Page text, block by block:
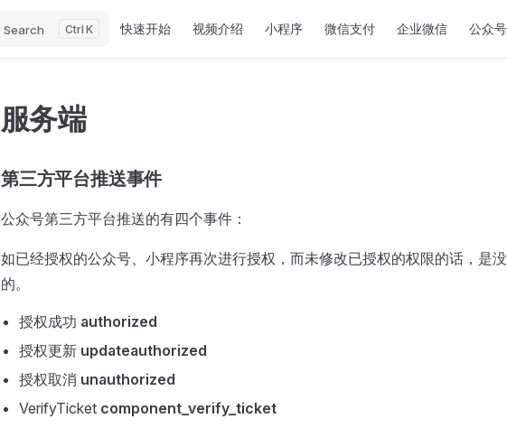
Search K 快速开始 视频介绍 小程序 微信支付 企业微信 公众号
服务端
第三方平台推送事件
公众号第三方平台推送的有四个事件：
如已经授权的公众号、小程序再次进行授权，而未修改已授权的权限的话，是
的。
授权成功 authorized
授权更新 updateauthorized
授权取消 unauthorized
VerifyTicket component_verify_ticket